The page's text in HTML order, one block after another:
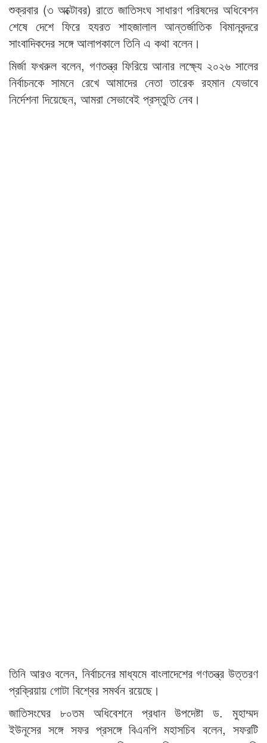
শুক্রবার (৩ অক্টোবর) রাতে জাতিসংঘ সাধারণ পরিষদের অধিবেশন
শেষে দেশে ফিরে হযরত শাহজালাল আন্তর্জাতিক বিমানবন্দরে
সাংবাদিকদের সঙ্গে আলাপকালে তিনি এ কথা বলেন।
মির্জা ফখরুল বলেন, গণতন্ত্র ফিরিয়ে আনার লক্ষ্যে ২০২৬ সালের
নির্বাচনকে সামনে রেখে আমাদের নেতা তারেক রহমান যেভাবে
নির্দেশনা দিয়েছেন, আমরা সেভাবেই প্রস্তুতি নেব।
তিনি আরও বলেন, নির্বাচনের মাধ্যমে বাংলাদেশের গণতন্ত্র উত্তরণ
প্রক্রিয়ায় গোটা বিশ্বের সমর্থন রয়েছে।
জাতিসংঘের ৮০তম অধিবেশনে প্রধান উপদেষ্টা ড. মুহাম্মদ
ইউনূসের সঙ্গে সফর প্রসঙ্গে বিএনপি মহাসচিব বলেন, সফরটি